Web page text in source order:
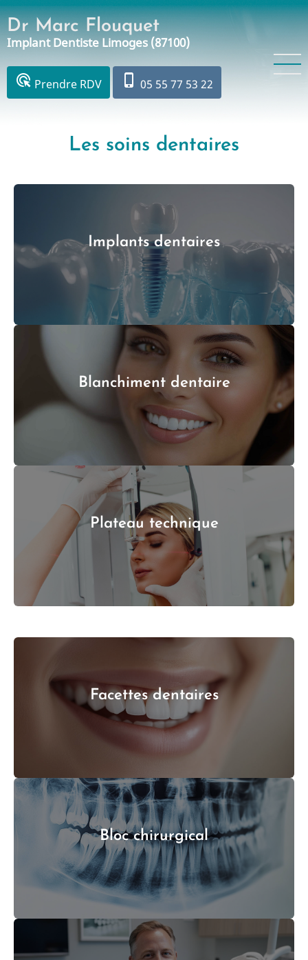
Aller
au
contenu
Dr Marc Flouquet
Implant Dentiste Limoges (87100)
ads_click Prendre RDV phone_iphone 05 55 77 53 22
Les soins dentaires
Implants dentaires
Blanchiment dentaire
Plateau technique
Facettes dentaires
Bloc chirurgical